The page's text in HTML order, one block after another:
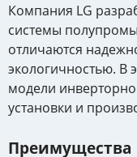
Компания LG
системы
отличаются
экологичностью. В
модели
установки и
Преимущества